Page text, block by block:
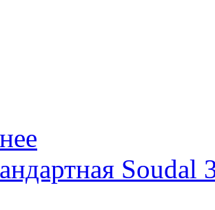
Soudal